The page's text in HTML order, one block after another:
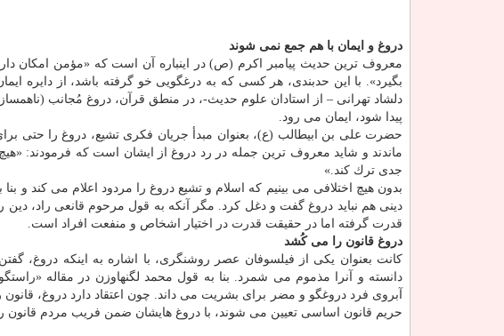
دروغ و ایمان با هم جمع نمی شوند
معروف ترین حدیث پیامبر اكرم (ص) در اینباره آن است كه «مؤمن امكان
بگیرد». با این حدبندی، هر كسی كه به درغگویی خو گرفته باشد، از دایره
دلشاد تهرانی – از استادان علوم حدیث-، در منطق قرآن، دروغ مُجانب
پیدا شود، ایمان می رود.
حضرت علی بن ابیطالب (ع)، بعنوان مبدأ جریان فكری تشیع، دروغ را حتی
ماندند و شاید معروف ترین جمله در رد دروغ از ایشان است كه فرمودند:
جدی ترك كند.»
بدون هیچ اختلافی می بینیم كه اسلام و تشیع دروغ را مردود اعلام می كند
دینی هم نباید دروغ گفت و دغل كرد. مگر آنكه به قول مرحوم قانعی راد،
قدرت گرفته اما در حقیقت قدرت در اختیار اشخاص و منفعت افراد است.
دروغ قانون را می كُشد
كانت بعنوان یكی از فیلسوفان عصر روشنگری، با اشاره به اینكه دروغ،
دانسته و آنرا مذموم می شمرد. بنا به قول محمد لگنهاوزن در مقاله
آبروی فرد دروغگو و مضر برای بشریت می داند. چون اعتقاد دارد دروغ،
حریم قانون اساسی تعیین می شوند، با دروغ هایشان ضمن فریب مردم قانون